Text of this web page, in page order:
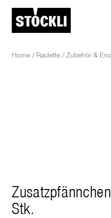
Home / Raclette / Zubehör &
Stk.